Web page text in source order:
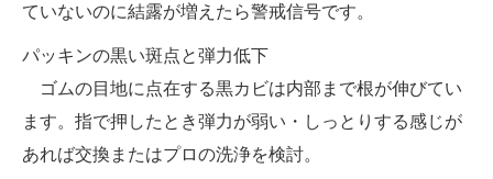
ていないのに結露が増えたら警戒信号です。
パッキンの黒い斑点と弾力低下
ゴムの目地に点在する黒カビは内部まで根が伸びてい
ます。指で押したとき弾力が弱い・しっとりする感じが
あれば交換またはプロの洗浄を検討。